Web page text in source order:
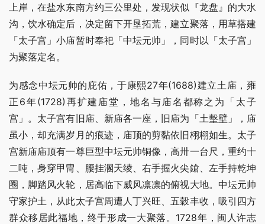
上岸，在盐水东南方约三公里处，发现状似『龙盘』的大水
沟，饮水确定后，决定留下开垦拓荒，建立聚落，用草搭建
「太子宫」小庙暂时奉祀「中坛元帅」，同时以「太子宫」
为聚落定名。
为感念中坛元帅的庇佑，于康熙27年(1688)建立土庙，雍
正6年(1728)再扩建庙堂，地名与庙名都称之为「太子
宫」。太子宫有旧庙、新庙各一座，旧庙为「土墼壁」，庙
虽小，却充满岁月的痕迹，庙顶的剪黏依旧栩栩如生。太子
宫新庙庙顶有一尊巨型中坛元帅铜像，高卅一台尺，重约十
二吨，身穿甲冑、腰挂溷天绫、右手握火尖鎗、左手持乾坤
圈，脚踏风火轮，居高临下威风凛凛的俯视大地。中坛元帅
守家护土，从此太子宫周遭人丁兴旺、五穀丰收，吸引四方
群众移居此福地，终于形成一大聚落。1728年，闽人许志